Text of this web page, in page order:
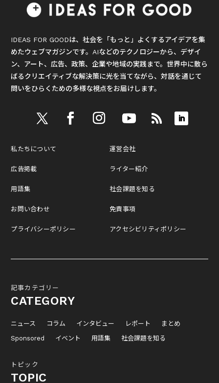
IDEAS FOR GOODは、社会を「もっと」よくするアイデアを集
めたウェブマガジンです。AIなどのテクノロジーから、デザイ
ン、アート、広告、政策、企業や地域の実践まで。世界中に散ら
ばるクリエイティブな解決策に光を当てながら、対話を通じて
問いをひらくための多様な視点をお届けします。
私たちについて
広告掲載
用語集
お問い合わせ
プライバシーポリシー
運営会社
ライター紹介
社会課題を知る
免責事項
アクセシビリティポリシー
記事カテゴリー
CATEGORY
ニュース コラム インタビュー レポート
まとめ
Sponsored
イベント 用語集 社会課題を知る
トピック
TOPIC